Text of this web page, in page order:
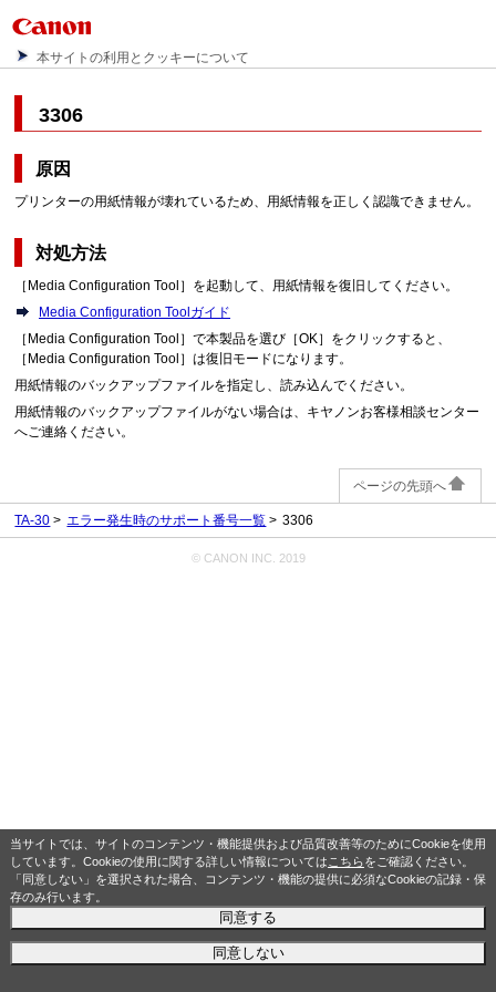
当サイトでは、サイトのコンテンツ・機能提供および品質改善等のためにCookieを使用
しています。Cookieの使用に関する詳しい情報については こちらをご確認ください。
「同意しない」を選択された場合、コンテンツ・機能の提供に必須なCookieの記録・保
存のみ行います。
同意する
同意しない
本サイトの利用とクッキーについて
3306
原因
プリンターの用紙情報が壊れているため、用紙情報を正しく認識できません。
対処方法
［Media Configuration Tool］を起動して、用紙情報を復旧してください。
Media Configuration Toolガイド
［Media Configuration Tool］で本製品を選び［OK］をクリックすると、
［Media Configuration Tool］は復旧モードになります。
用紙情報のバックアップファイルを指定し、読み込んでください。
用紙情報のバックアップファイルがない場合は、キヤノンお客様相談センター
へご連絡ください。
ページの先頭へ
TA-30 エラー発生時のサポート番号一覧 3306
© CANON INC. 2019